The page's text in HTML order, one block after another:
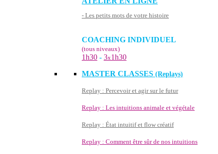
- Les petits mots de votre histoire
COACHING INDIVIDUEL
(tous niveaux)
1h30 - 3x1h30
MASTER CLASSES (Replays)
Replay : Percevoir et agir sur le futur
Replay : Les intuitions animale et végétale
Replay : État intuitif et flow créatif
Replay : Comment être sûr de nos intuitions